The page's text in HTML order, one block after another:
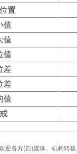
置
值
值
值
差
差
值
迎各方(自)媒体、机构转